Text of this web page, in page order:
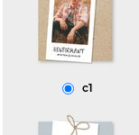
c1